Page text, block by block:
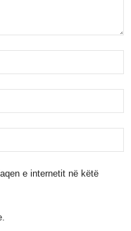
e internetit në këtë